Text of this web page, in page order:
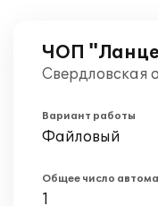
ЧОП
Свердловская
Вариант работы
Файловый
Общее число
1